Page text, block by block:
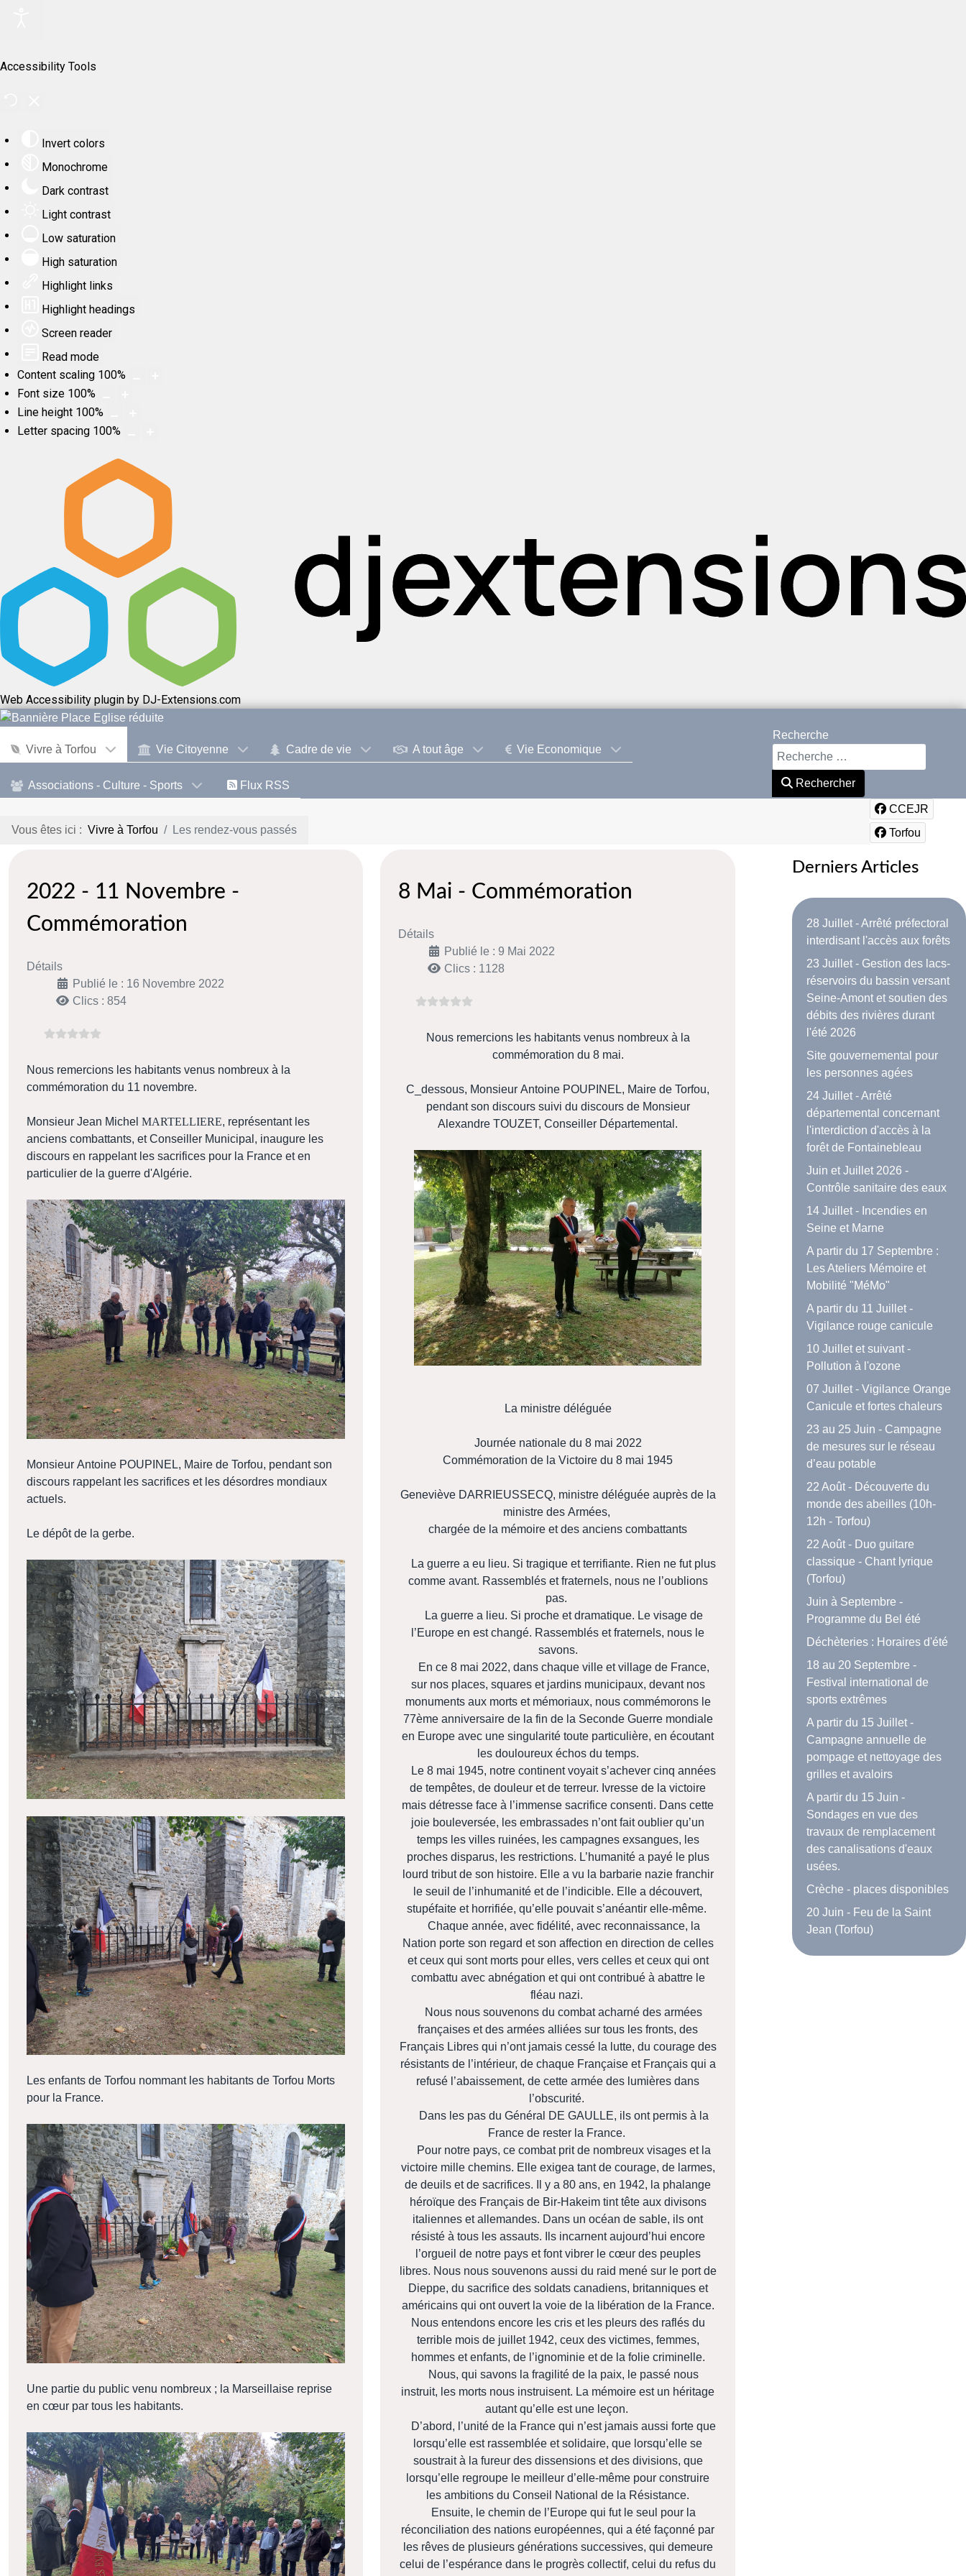
Accessibility Tools
Invert colors
Monochrome
Dark contrast
Light contrast
Low saturation
High saturation
Highlight links
Highlight headings
Screen reader
Read mode
Content scaling 100%
Font size 100%
Line height 100%
Letter spacing 100%
Web Accessibility plugin by DJ-Extensions.com
Vivre à Torfou Vie Citoyenne Cadre de vie A tout âge Vie Economique
Associations - Culture - Sports Flux RSS
Recherche
Rechercher
Vous êtes ici : Vivre à Torfou Les rendez-vous passés
CCEJR
Torfou
2022 - 11 Novembre -
Commémoration
Détails
Publié le : 16 Novembre 2022
Clics : 854
Nous remercions les habitants venus nombreux à la
commémoration du 11 novembre.
Monsieur Jean Michel MARTELLIERE, représentant les
anciens combattants, et Conseiller Municipal, inaugure les
discours en rappelant les sacrifices pour la France et en
particulier de la guerre d'Algérie.
Monsieur Antoine POUPINEL, Maire de Torfou, pendant son
discours rappelant les sacrifices et les désordres mondiaux
actuels.
Le dépôt de la gerbe.
Les enfants de Torfou nommant les habitants de Torfou Morts
pour la France.
Une partie du public venu nombreux ; la Marseillaise reprise
en cœur par tous les habitants.
8 Mai - Commémoration
Détails
Publié le : 9 Mai 2022
Clics : 1128
Nous remercions les habitants venus nombreux à la
commémoration du 8 mai.
C_dessous, Monsieur Antoine POUPINEL, Maire de Torfou,
pendant son discours suivi du discours de Monsieur
Alexandre TOUZET, Conseiller Départemental.
La ministre déléguée
Journée nationale du 8 mai 2022
Commémoration de la Victoire du 8 mai 1945
Geneviève DARRIEUSSECQ, ministre déléguée auprès de la
ministre des Armées,
chargée de la mémoire et des anciens combattants
La guerre a eu lieu. Si tragique et terrifiante. Rien ne fut plus
comme avant. Rassemblés et fraternels, nous ne l’oublions
pas.
La guerre a lieu. Si proche et dramatique. Le visage de
l’Europe en est changé. Rassemblés et fraternels, nous le
savons.
En ce 8 mai 2022, dans chaque ville et village de France,
sur nos places, squares et jardins municipaux, devant nos
monuments aux morts et mémoriaux, nous commémorons le
77ème anniversaire de la fin de la Seconde Guerre mondiale
en Europe avec une singularité toute particulière, en écoutant
les douloureux échos du temps.
Le 8 mai 1945, notre continent voyait s’achever cinq années
de tempêtes, de douleur et de terreur. Ivresse de la victoire
mais détresse face à l’immense sacrifice consenti. Dans cette
joie bouleversée, les embrassades n’ont fait oublier qu’un
temps les villes ruinées, les campagnes exsangues, les
proches disparus, les restrictions. L’humanité a payé le plus
lourd tribut de son histoire. Elle a vu la barbarie nazie franchir
le seuil de l’inhumanité et de l’indicible. Elle a découvert,
stupéfaite et horrifiée, qu’elle pouvait s’anéantir elle-même.
Chaque année, avec fidélité, avec reconnaissance, la
Nation porte son regard et son affection en direction de celles
et ceux qui sont morts pour elles, vers celles et ceux qui ont
combattu avec abnégation et qui ont contribué à abattre le
fléau nazi.
Nous nous souvenons du combat acharné des armées
françaises et des armées alliées sur tous les fronts, des
Français Libres qui n’ont jamais cessé la lutte, du courage des
résistants de l’intérieur, de chaque Française et Français qui a
refusé l’abaissement, de cette armée des lumières dans
l’obscurité.
Dans les pas du Général DE GAULLE, ils ont permis à la
France de rester la France.
Pour notre pays, ce combat prit de nombreux visages et la
victoire mille chemins. Elle exigea tant de courage, de larmes,
de deuils et de sacrifices. Il y a 80 ans, en 1942, la phalange
héroïque des Français de Bir-Hakeim tint tête aux divisons
italiennes et allemandes. Dans un océan de sable, ils ont
résisté à tous les assauts. Ils incarnent aujourd’hui encore
l’orgueil de notre pays et font vibrer le cœur des peuples
libres. Nous nous souvenons aussi du raid mené sur le port de
Dieppe, du sacrifice des soldats canadiens, britanniques et
américains qui ont ouvert la voie de la libération de la France.
Nous entendons encore les cris et les pleurs des raflés du
terrible mois de juillet 1942, ceux des victimes, femmes,
hommes et enfants, de l’ignominie et de la folie criminelle.
Nous, qui savons la fragilité de la paix, le passé nous
instruit, les morts nous instruisent. La mémoire est un héritage
autant qu’elle est une leçon.
D’abord, l’unité de la France qui n’est jamais aussi forte que
lorsqu’elle est rassemblée et solidaire, que lorsqu’elle se
soustrait à la fureur des dissensions et des divisions, que
lorsqu’elle regroupe le meilleur d’elle-même pour construire
les ambitions du Conseil National de la Résistance.
Ensuite, le chemin de l’Europe qui fut le seul pour la
réconciliation des nations européennes, qui a été façonné par
les rêves de plusieurs générations successives, qui demeure
celui de l’espérance dans le progrès collectif, celui du refus du
Derniers Articles
28 Juillet - Arrêté préfectoral
interdisant l'accès aux forêts
23 Juillet - Gestion des lacs-
réservoirs du bassin versant
Seine-Amont et soutien des
débits des rivières durant
l'été 2026
Site gouvernemental pour
les personnes agées
24 Juillet - Arrêté
départemental concernant
l'interdiction d'accès à la
forêt de Fontainebleau
Juin et Juillet 2026 -
Contrôle sanitaire des eaux
14 Juillet - Incendies en
Seine et Marne
A partir du 17 Septembre :
Les Ateliers Mémoire et
Mobilité "MéMo"
A partir du 11 Juillet -
Vigilance rouge canicule
10 Juillet et suivant -
Pollution à l'ozone
07 Juillet - Vigilance Orange
Canicule et fortes chaleurs
23 au 25 Juin - Campagne
de mesures sur le réseau
d’eau potable
22 Août - Découverte du
monde des abeilles (10h-
12h - Torfou)
22 Août - Duo guitare
classique - Chant lyrique
(Torfou)
Juin à Septembre -
Programme du Bel été
Déchèteries : Horaires d'été
18 au 20 Septembre -
Festival international de
sports extrêmes
A partir du 15 Juillet -
Campagne annuelle de
pompage et nettoyage des
grilles et avaloirs
A partir du 15 Juin -
Sondages en vue des
travaux de remplacement
des canalisations d'eaux
usées.
Crèche - places disponibles
20 Juin - Feu de la Saint
Jean (Torfou)